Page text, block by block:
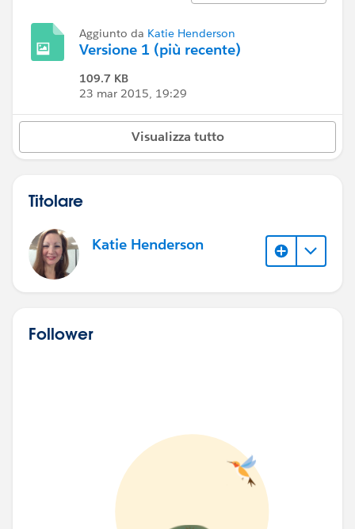
Aggiunto da Katie Henderson
Versione 1 (più recente)
109.7 KB
23 mar 2015, 19:29
Visualizza tutto
Titolare
Katie Henderson
Follower